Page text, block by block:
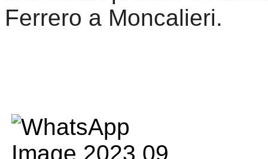
Ferrero a Moncalieri.